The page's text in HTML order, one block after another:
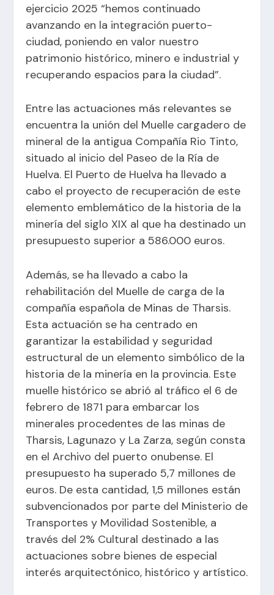
ejercicio 2025 “hemos continuado
avanzando en la integración puerto-
ciudad, poniendo en valor nuestro
patrimonio histórico, minero e industrial y
recuperando espacios para la ciudad”.
Entre las actuaciones más relevantes se
encuentra la unión del Muelle cargadero de
mineral de la antigua Compañía Rio Tinto,
situado al inicio del Paseo de la Ría de
Huelva. El Puerto de Huelva ha llevado a
cabo el proyecto de recuperación de este
elemento emblemático de la historia de la
minería del siglo XIX al que ha destinado un
presupuesto superior a 586.000 euros.
Además, se ha llevado a cabo la
rehabilitación del Muelle de carga de la
compañía española de Minas de Tharsis.
Esta actuación se ha centrado en
garantizar la estabilidad y seguridad
estructural de un elemento simbólico de la
historia de la minería en la provincia. Este
muelle histórico se abrió al tráfico el 6 de
febrero de 1871 para embarcar los
minerales procedentes de las minas de
Tharsis, Lagunazo y La Zarza, según consta
en el Archivo del puerto onubense. El
presupuesto ha superado 5,7 millones de
euros. De esta cantidad, 1,5 millones están
subvencionados por parte del Ministerio de
Transportes y Movilidad Sostenible, a
través del 2% Cultural destinado a las
actuaciones sobre bienes de especial
interés arquitectónico, histórico y artístico.